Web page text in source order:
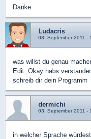
Danke
Ludacris
03. September 2011 -
was willst du genau
Edit: Okay habs
schreib dir dein Programm
dermichi
03. September 2011 -
in welcher Sprache